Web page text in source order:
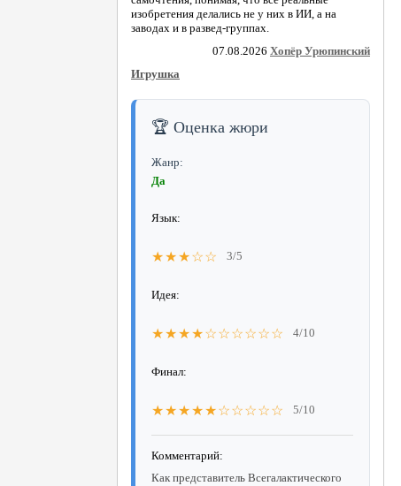
изобретения делались не у них в ИИ, а на
заводах и в развед-группах.
07.08.2026 Хопёр Урюпинский
Игрушка
🏆 Оценка жюри
Жанр:
Да
Язык:
★★★☆☆ 3/5
Идея:
★★★★☆☆☆☆☆☆ 4/10
Финал:
★★★★★☆☆☆☆☆ 5/10
Комментарий:
Как представитель Всегалактического